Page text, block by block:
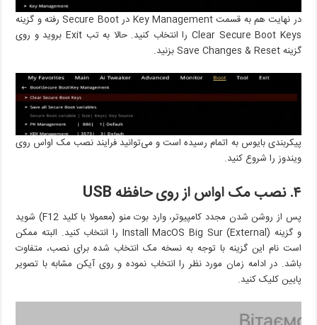
در نهایت هم به قسمت Key Management در Secure Boot رفته و گزینه
Clear Secure Boot Keys را انتخاب کنید. حالا به تب Exit بروید و روی
گزینه Save Changes & Reset بزنید.
پیکربندی بایوس به اتمام رسیده است و می‌توانید فرایند نصب مک اواس روی
ویندوز را شروع کنید.
۴. نصب مک اواس از روی حافظه USB
پس از روشن شدن مجدد کامپیوتر، وارد بوت منو (معمولا با کلید F12) شوید
و گزینه Install MacOS Big Sur (External) را انتخاب کنید. البته ممکن
است نام این گزینه با توجه به نسخه مک انتخاب شده برای نصب، متفاوت
باشد. در ادامه زمان مورد نظر را انتخاب نموده و روی آیکن مشابه با تصویر
پایین کلیک کنید.